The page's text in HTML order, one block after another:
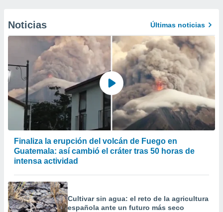
Noticias Últimas noticias
Finaliza la erupción del volcán de Fuego en
Guatemala: así cambió el cráter tras 50 horas de
intensa actividad
Cultivar sin agua: el reto de la agricultura
española ante un futuro más seco